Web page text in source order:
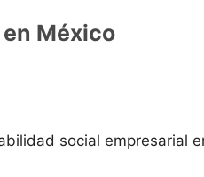
México
social empresarial